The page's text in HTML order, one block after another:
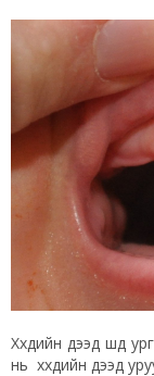
Хүүхдийн дээд шүд
нь хүүхдийн дээд